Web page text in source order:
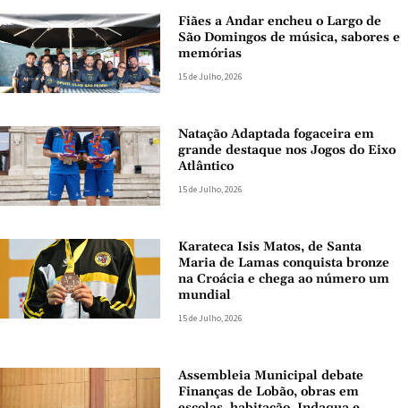
Fiães a Andar encheu o Largo de
São Domingos de música, sabores e
memórias
15 de Julho, 2026
Natação Adaptada fogaceira em
grande destaque nos Jogos do Eixo
Atlântico
15 de Julho, 2026
Karateca Isis Matos, de Santa
Maria de Lamas conquista bronze
na Croácia e chega ao número um
mundial
15 de Julho, 2026
Assembleia Municipal debate
Finanças de Lobão, obras em